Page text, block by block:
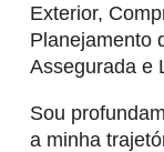
Exterior,
Planejamento
Assegurada e
Sou
a minha